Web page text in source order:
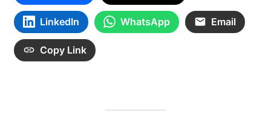
LinkedIn WhatsApp Email
Copy Link